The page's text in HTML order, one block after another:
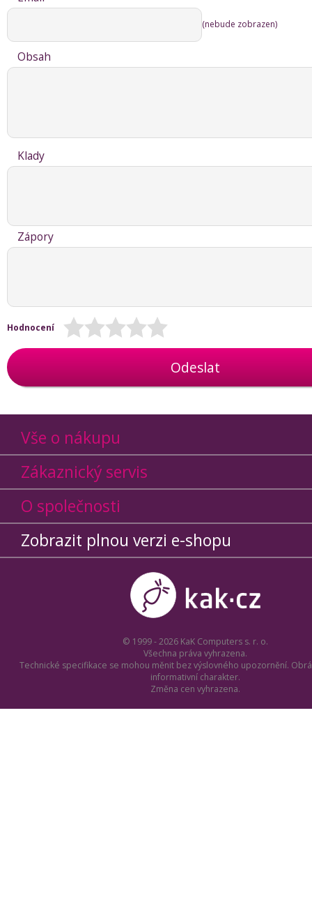
(nebude zobrazen)
Obsah
Klady
Zápory
Hodnocení
Odeslat
Vše o nákupu
Zákaznický servis
O společnosti
Zobrazit plnou verzi e-shopu
© 1999 - 2026 KaK Computers s. r. o.
Všechna práva vyhrazena.
Technické specifikace se mohou měnit bez výslovného upozornění.
informativní charakter.
Změna cen vyhrazena.